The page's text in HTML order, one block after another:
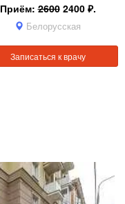
Приём:26002400 ₽.
Белорусская
Записаться к врачу